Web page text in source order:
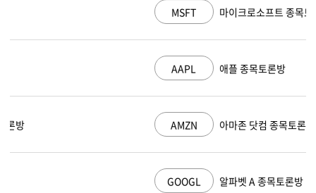
마이크로소프트 종목토론방
아마존 닷컴 종목토론방
알파벳 A 종목토론방